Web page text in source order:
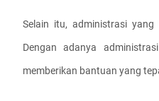
Selain itu, administrasi
Dengan adanya
memberikan bantuan yang